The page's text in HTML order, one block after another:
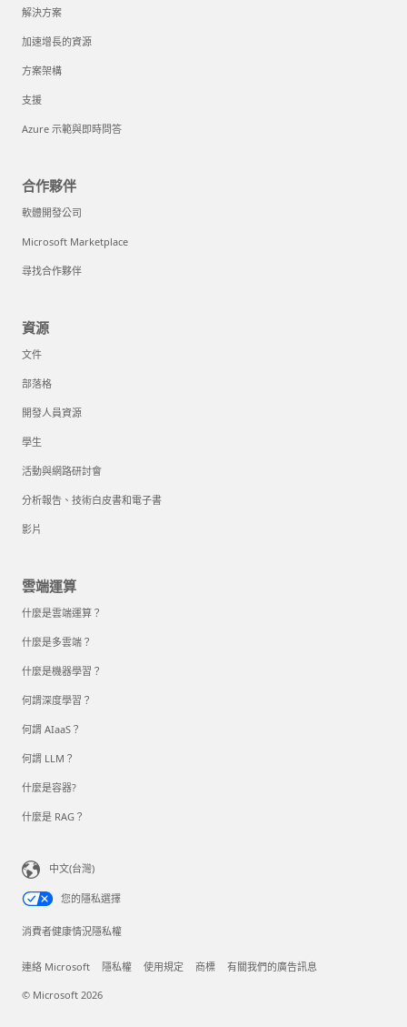
解決方案
加速增長的資源
方案架構
支援
Azure 示範與即時問答
合作夥伴
軟體開發公司
Microsoft Marketplace
尋找合作夥伴
資源
文件
部落格
開發人員資源
學生
活動與網路研討會
分析報告、技術白皮書和電子書
影片
雲端運算
什麼是雲端運算？
什麼是多雲端？
什麼是機器學習？
何謂深度學習？
何謂 AIaaS？
何謂 LLM？
什麼是容器?
什麼是 RAG？
中文(台灣)
您的隱私選擇
消費者健康情況隱私權
連絡 Microsoft 隱私權 使用規定 商標 有關我們的廣告訊息
© Microsoft 2026